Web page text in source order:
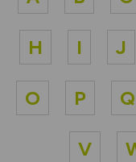
H I J
O P Q
V